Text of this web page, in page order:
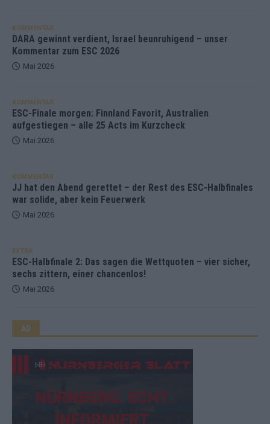
KOMMENTAR
DARA gewinnt verdient, Israel beunruhigend – unser
Kommentar zum ESC 2026
Mai 2026
KOMMENTAR
ESC-Finale morgen: Finnland Favorit, Australien
aufgestiegen – alle 25 Acts im Kurzcheck
Mai 2026
KOMMENTAR
JJ hat den Abend gerettet – der Rest des ESC-Halbfinales
war solide, aber kein Feuerwerk
Mai 2026
EXTRA
ESC-Halbfinale 2: Das sagen die Wettquoten – vier sicher,
sechs zittern, einer chancenlos!
Mai 2026
AD